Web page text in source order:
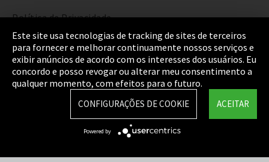
Política de Privacidade
Cookie Settings
Termos e Condições
Mapa do Site
Este site usa tecnologias de tracking de sites de terceiros
para fornecer e melhorar continuamente nossos serviços e
exibir anúncios de acordo com os interesses dos usuários. Eu
concordo e posso revogar ou alterar meu consentimento a
qualquer momento, com efeitos para o futuro.
ACEITAR
CONFIGURAÇÕES DE COOKIE
Powered by